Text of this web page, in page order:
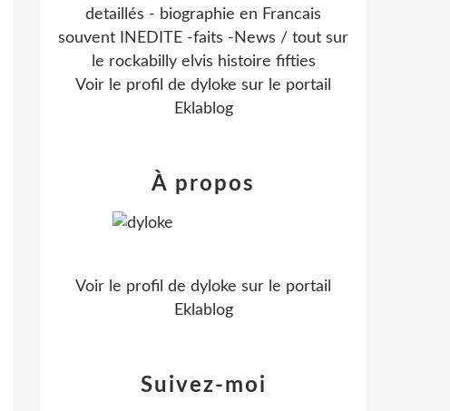
detaillés - biographie en Francais
souvent INEDITE -faits -News / tout sur
le rockabilly elvis histoire fifties
Voir le profil de dyloke sur le portail
Eklablog
Suivez-moi
À propos
Voir le profil de dyloke sur le portail
Eklablog